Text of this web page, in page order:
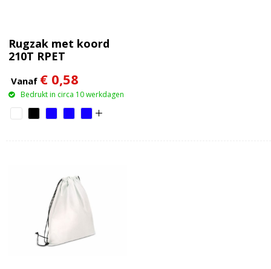
Rugzak met koord
210T RPET
Vanaf € 0,58
Bedrukt in circa 10 werkdagen